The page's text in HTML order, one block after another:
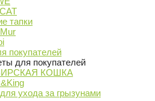
тапки
покупателей
для покупателей
КОШКА
ухода за грызунами